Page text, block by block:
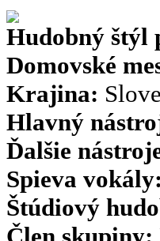
Hudobný štýl
Domovské
Krajina:
Hlavný
Ďalšie
Spieva vokály:
Štúdiový